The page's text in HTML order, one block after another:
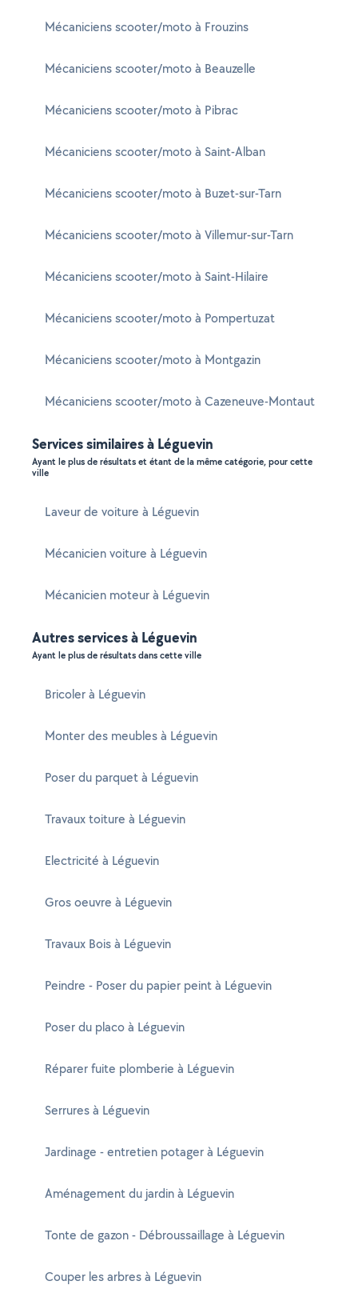
Mécaniciens scooter/moto à Frouzins
Mécaniciens scooter/moto à Beauzelle
Mécaniciens scooter/moto à Pibrac
Mécaniciens scooter/moto à Saint-Alban
Mécaniciens scooter/moto à Buzet-sur-Tarn
Mécaniciens scooter/moto à Villemur-sur-Tarn
Mécaniciens scooter/moto à Saint-Hilaire
Mécaniciens scooter/moto à Pompertuzat
Mécaniciens scooter/moto à Montgazin
Mécaniciens scooter/moto à Cazeneuve-Montaut
Services similaires à Léguevin
Ayant le plus de résultats et étant de la même catégorie, pour cette
ville
Laveur de voiture à Léguevin
Mécanicien voiture à Léguevin
Mécanicien moteur à Léguevin
Autres services à Léguevin
Ayant le plus de résultats dans cette ville
Bricoler à Léguevin
Monter des meubles à Léguevin
Poser du parquet à Léguevin
Travaux toiture à Léguevin
Electricité à Léguevin
Gros oeuvre à Léguevin
Travaux Bois à Léguevin
Peindre - Poser du papier peint à Léguevin
Poser du placo à Léguevin
Réparer fuite plomberie à Léguevin
Serrures à Léguevin
Jardinage - entretien potager à Léguevin
Aménagement du jardin à Léguevin
Tonte de gazon - Débroussaillage à Léguevin
Couper les arbres à Léguevin